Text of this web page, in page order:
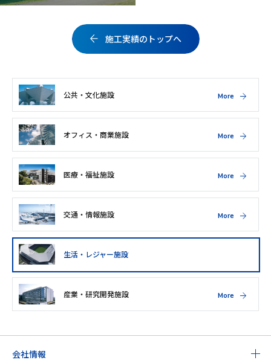
施工実績のトップへ
公共・文化施設 More
オフィス・商業施設 More
医療・福祉施設 More
交通・情報施設 More
生活・レジャー施設
産業・研究開発施設 More
会社情報